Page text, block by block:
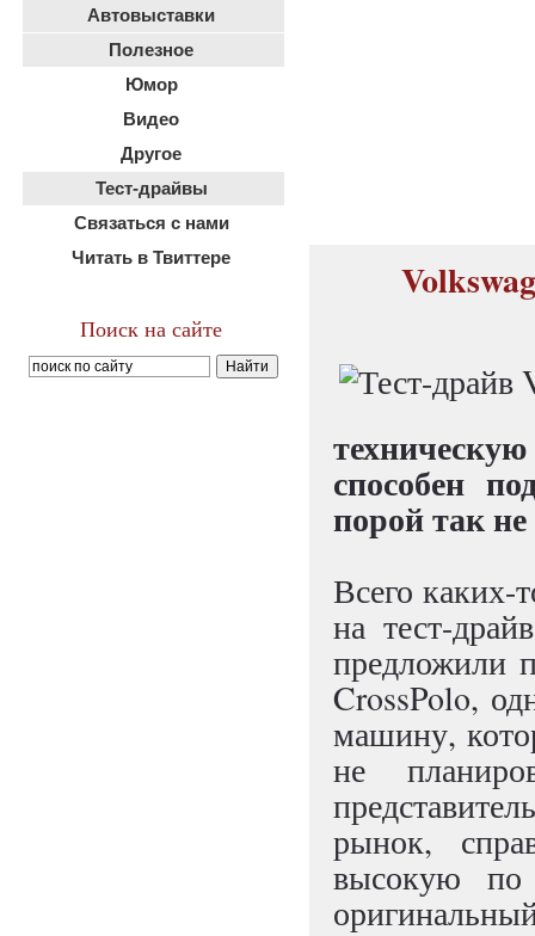
Автовыставки
Полезное
Юмор
Видео
Другое
Тест-драйвы
Связаться с нами
Читать в Твиттере
Поиск на сайте
способен
порой так
Всего каких-
на тест-
предложили
CrossPolo,
машину,
не
рынок,
высокую